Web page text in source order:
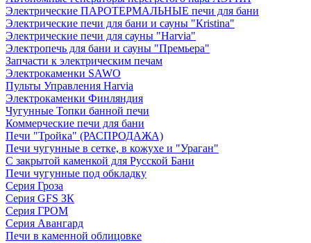
Электрические ПАРОТЕРМАЛЬНЫЕ печи для бани
Электрические печи для бани и сауны "Кristina"
Электрические печи для сауны "Harvia"
Электропечь для бани и сауны "Премьера"
Запчасти к электрическим печам
Электрокаменки SAWO
Пульты Управления Harvia
Электрокаменки Финляндия
Чугунные Топки банной печи
Коммерческие печи для бани
Печи "Тройка" (РАСПРОДАЖА)
Печи чугунные в сетке, в кожухе и "Ураган"
С закрытой каменкой для Русской Бани
Печи чугунные под обкладку
Серия Гроза
Серия GFS ЗК
Серия ГРОМ
Серия Авангард
Печи в каменной облицовке